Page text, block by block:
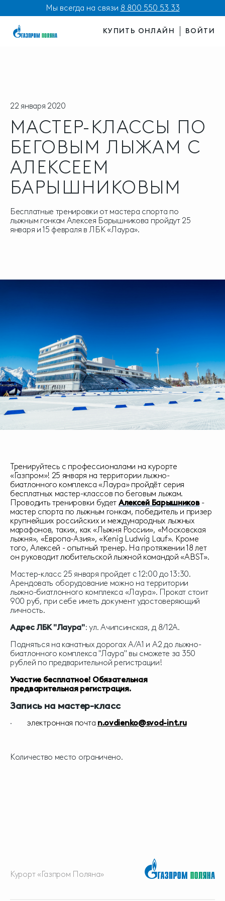
Мы всегда на связи 8 800 550 53 33
КУПИТЬ ОНЛАЙН ВОЙТИ
22 января 2020
МАСТЕР-КЛАССЫ ПО
БЕГОВЫМ ЛЫЖАМ С
АЛЕКСЕЕМ
БАРЫШНИКОВЫМ
Бесплатные тренировки от мастера спорта по
лыжным гонкам Алексея Барышникова пройдут 25
января и 15 февраля в ЛБК «Лаура».
Тренируйтесь с профессионалами на курорте
«Газпром»! 25 января на территории лыжно-
биатлонного комплекса «Лаура» пройдёт серия
бесплатных мастер-классов по беговым лыжам.
Проводить тренировки будет Алексей Барышников-
мастер спорта по лыжным гонкам, победитель и призер
крупнейших российских и международных лыжных
марафонов, таких, как «Лыжня России», «Московская
лыжня», «Европа-Азия», «Kenig Ludwig Lauf». Кроме
того, Алексей - опытный тренер. На протяжении 18 лет
он руководит любительской лыжной командой «ABST».
Мастер-класс 25 января пройдет с 12:00 до 13:30.
Арендовать оборудование можно на территории
лыжно-биатлонного комплекса «Лаура». Прокат стоит
900 руб, при себе иметь документ удостоверяющий
личность.
Адрес ЛБК "Лаура": ул. Ачипсинская, д 8/12А.
Подняться на канатных дорогах А/А1 и А2 до лыжно-
биатлонного комплекса "Лаура" вы сможете за 350
рублей по предварительной регистрации!
Участие бесплатное! Обязательная
предварительная регистрация.
Запись на мастер-класс
· электронная почта n.ovdienko@svod-int.ru
Количество место ограничено.
Курорт «Газпром Поляна»